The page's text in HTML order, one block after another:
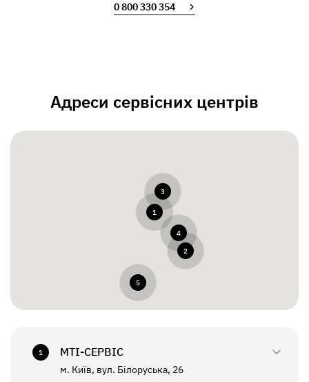
0 800 330 354
Адреси сервісних центрів
1
2
3
4
5
1 МТI-СЕРВІС
м. Київ, вул. Білоруська, 26